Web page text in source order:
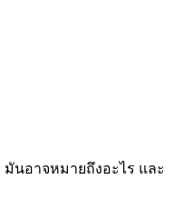
มันอาจหมายถึงอะไร และ